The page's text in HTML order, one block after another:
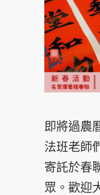
即將過農
法班老師
寄託於春
眾。歡迎